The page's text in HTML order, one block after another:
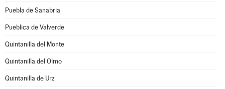
Puebla de Sanabria
Pueblica de Valverde
Quintanilla del Monte
Quintanilla del Olmo
Quintanilla de Urz